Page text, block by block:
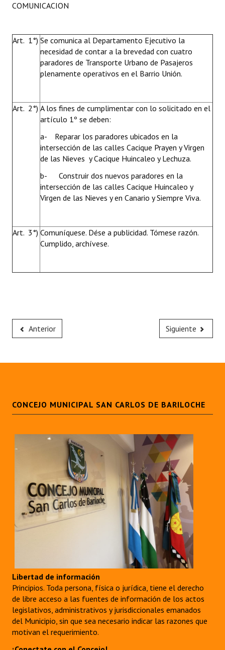
COMUNICACION
Art. 1°) Se comunica al Departamento Ejecutivo la
necesidad de contar a la brevedad con cuatro
paradores de Transporte Urbano de Pasajeros
plenamente operativos en el Barrio Unión.
Art. 2°) A los fines de cumplimentar con lo solicitado en el
artículo 1º se deben:
a- Reparar los paradores ubicados en la
intersección de las calles Cacique Prayen y Virgen
de las Nieves y Cacique Huincaleo y Lechuza.
b- Construir dos nuevos paradores en la
intersección de las calles Cacique Huincaleo y
Virgen de las Nieves y en Canario y Siempre Viva.
Art. 3°) Comuníquese. Dése a publicidad. Tómese razón.
Cumplido, archívese.
Anterior Siguiente
CONCEJO MUNICIPAL SAN CARLOS DE BARILOCHE
Libertad de información
Principios. Toda persona, física o jurídica, tiene el derecho
de libre acceso a las fuentes de información de los actos
legislativos, administrativos y jurisdiccionales emanados
del Municipio, sin que sea necesario indicar las razones que
motivan el requerimiento.